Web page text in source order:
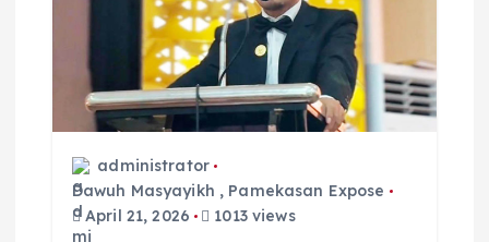
s
administrator
Dawuh Masyayikh , Pamekasan Expose
April 21, 2026
1013 views